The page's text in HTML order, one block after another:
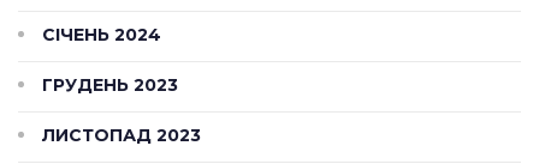
СІЧЕНЬ 2024
ГРУДЕНЬ 2023
ЛИСТОПАД 2023